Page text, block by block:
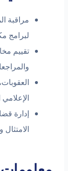
مراقبة
لبرامج
تقييم
إدارة
الامتثال